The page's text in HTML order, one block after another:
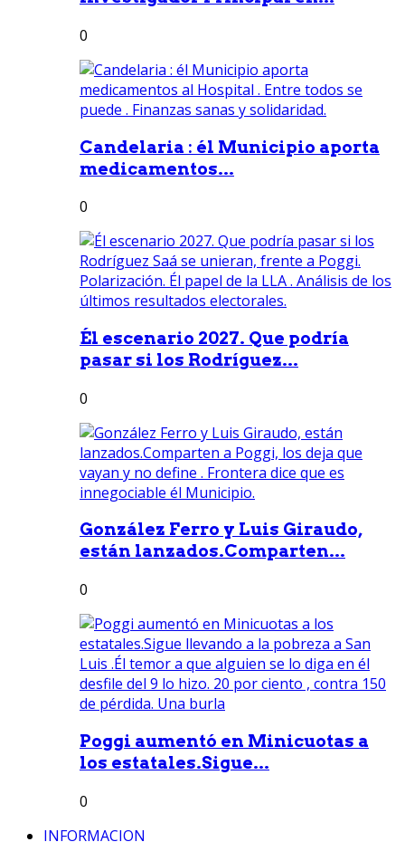
0
Candelaria : él Municipio aporta
medicamentos...
0
Él escenario 2027. Que podría
pasar si los Rodríguez...
0
González Ferro y Luis Giraudo,
están lanzados.Comparten...
0
Poggi aumentó en Minicuotas a
los estatales.Sigue...
0
INFORMACION